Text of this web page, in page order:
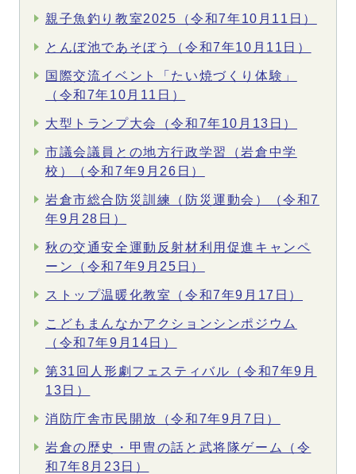
親子魚釣り教室2025（令和7年10月11日）
とんぼ池であそぼう（令和7年10月11日）
国際交流イベント「たい焼づくり体験」
（令和7年10月11日）
大型トランプ大会（令和7年10月13日）
市議会議員との地方行政学習（岩倉中学
校）（令和7年9月26日）
岩倉市総合防災訓練（防災運動会）（令和7
年9月28日）
秋の交通安全運動反射材利用促進キャンペ
ーン（令和7年9月25日）
ストップ温暖化教室（令和7年9月17日）
こどもまんなかアクションシンポジウム
（令和7年9月14日）
第31回人形劇フェスティバル（令和7年9月
13日）
消防庁舎市民開放（令和7年9月7日）
岩倉の歴史・甲冑の話と武将隊ゲーム（令
和7年8月23日）